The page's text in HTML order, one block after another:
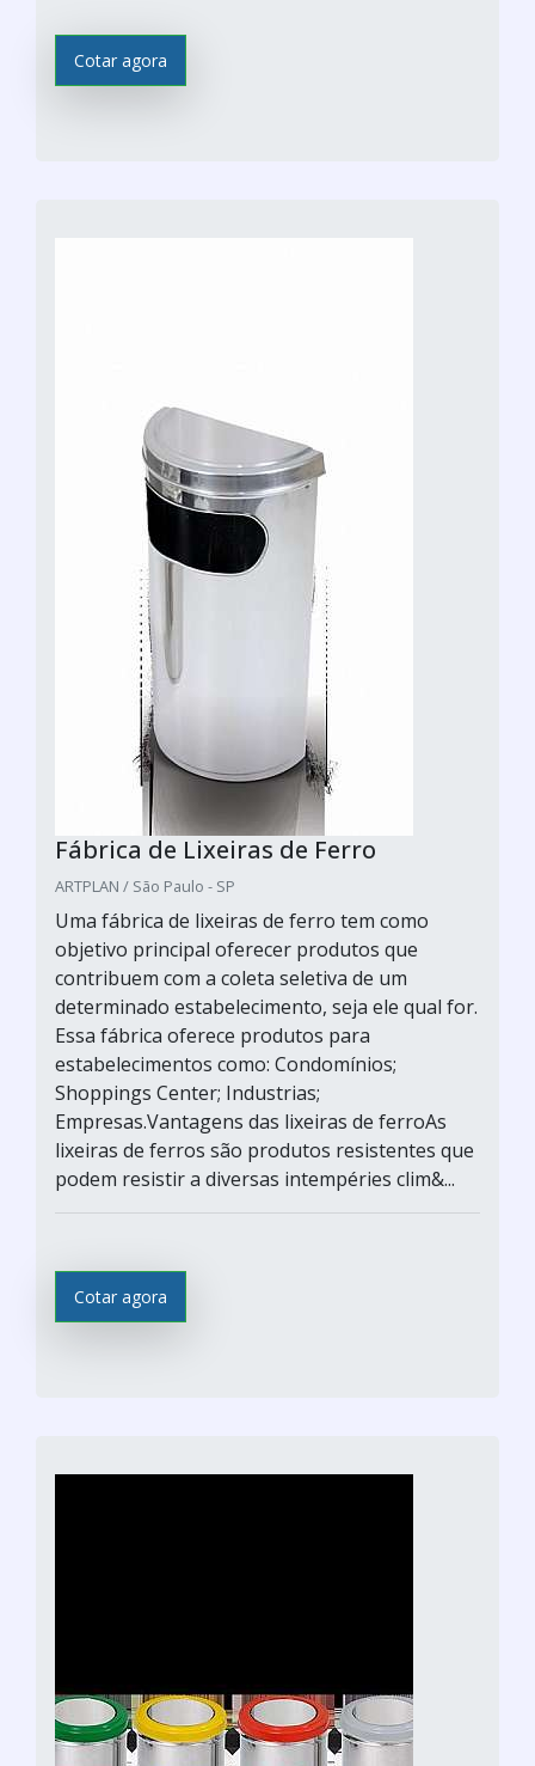
Cotar agora
Fábrica de Lixeiras de Ferro
ARTPLAN / São Paulo - SP
Uma fábrica de lixeiras de ferro tem como
objetivo principal oferecer produtos que
contribuem com a coleta seletiva de um
determinado estabelecimento, seja ele qual for.
Essa fábrica oferece produtos para
estabelecimentos como: Condomínios;
Shoppings Center; Industrias;
Empresas.Vantagens das lixeiras de ferroAs
lixeiras de ferros são produtos resistentes que
podem resistir a diversas intempéries clim&...
Cotar agora